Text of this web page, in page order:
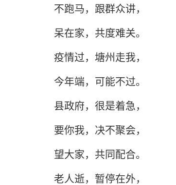
不跑马，跟群众讲，
呆在家，共度难关。
疫情过，塘州走我，
今年端，可能不过。
县政府，很是着急，
要你我，决不聚会，
望大家，共同配合。
老人逝，暂停在外，